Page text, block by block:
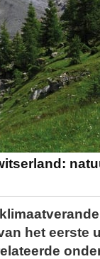
het eerste